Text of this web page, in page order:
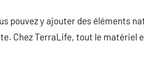
pouvez y ajouter des éléments
Chez TerraLife, tout le matériel